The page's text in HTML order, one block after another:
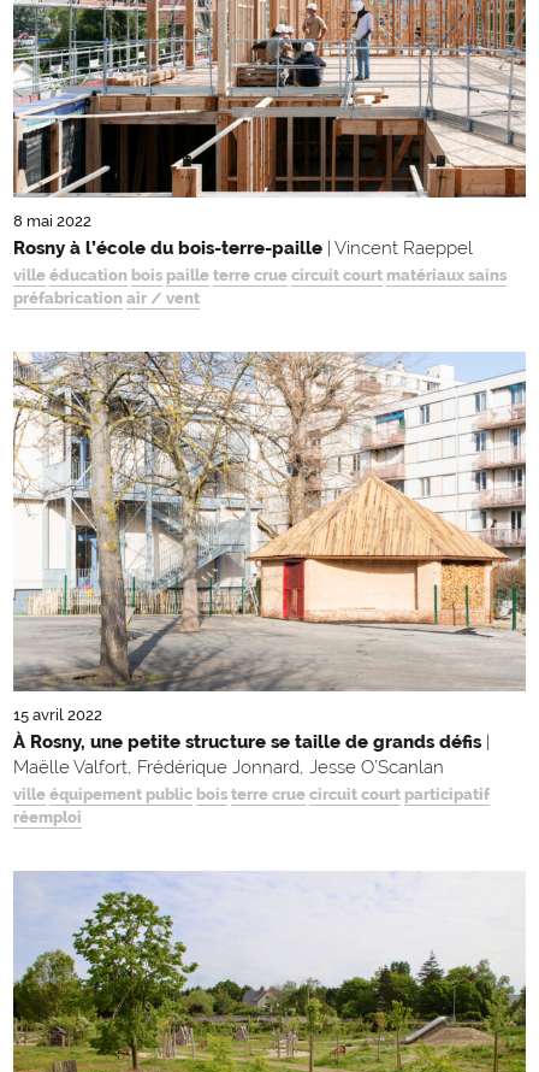
8 mai 2022
Rosny à l’école du bois-terre-paille | Vincent Raeppel
ville éducation bois paille terre crue circuit court matériaux sains
préfabrication air / vent
15 avril 2022
À Rosny, une petite structure se taille de grands défis |
Maëlle Valfort, Frédérique Jonnard, Jesse O’Scanlan
ville équipement public bois terre crue circuit court participatif
réemploi